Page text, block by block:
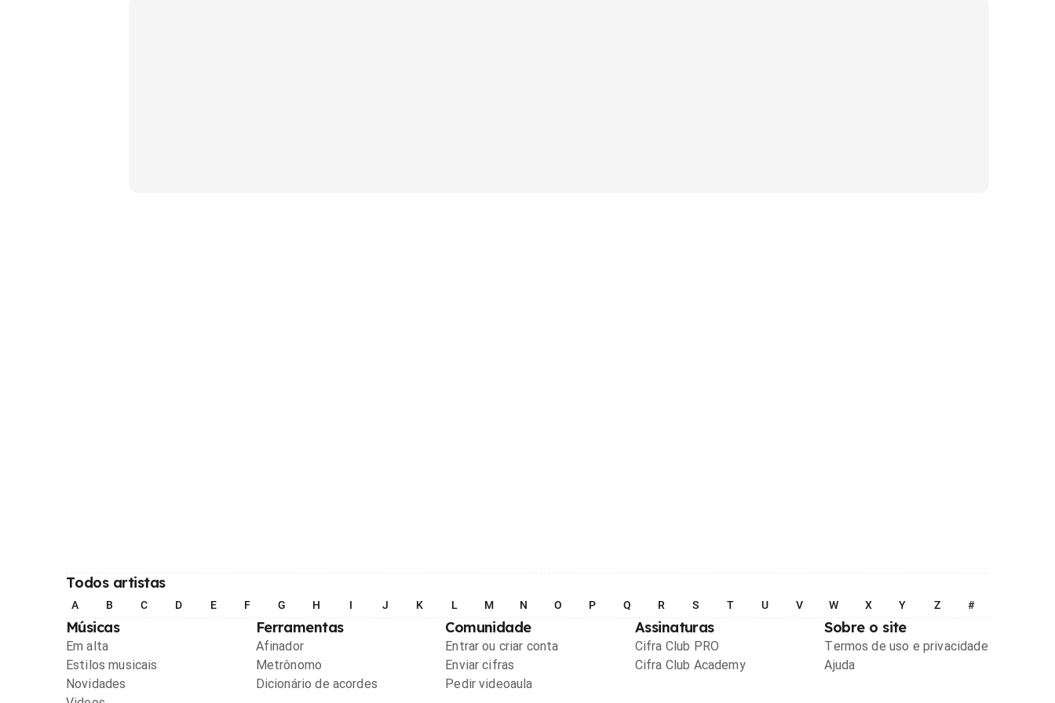
Todos artistas
A B C D E F G H I J K L M N O P Q R S T U V W X Y Z #
Músicas
Em alta
Estilos musicais
Novidades
Ferramentas
Afinador
Metrônomo
Dicionário de acordes
Comunidade
Entrar ou criar conta
Enviar cifras
Pedir videoaula
Assinaturas
Cifra Club PRO
Cifra Club Academy
Sobre o site
Termos de uso e privacidade
Ajuda